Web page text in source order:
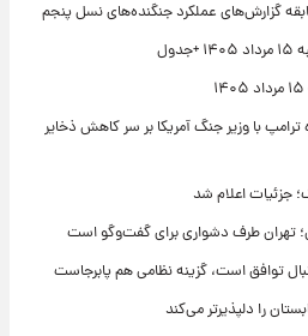
با وزیر جنگ آمریکا بر سر کاهش ذخایر
جزئیات اعلام شد
تهران طرف دشواری برای گفت‌وگو است
توافق است، گزینه نظامی هم پابرجاست
را دلپذیرتر می‌کند